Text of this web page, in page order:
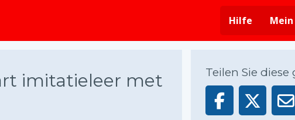
Hilfe
imitatieleer met
Teilen Sie